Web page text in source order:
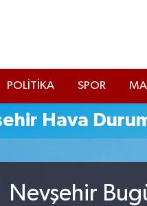
POLİTİKA SPOR
Hava
Nevşehir
Fikstür